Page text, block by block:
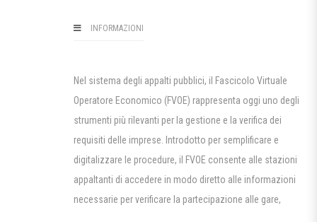
INFORMAZIONI
Nel sistema degli appalti pubblici, il Fascicolo Virtuale
Operatore Economico (FVOE) rappresenta oggi uno degli
strumenti più rilevanti per la gestione e la verifica dei
requisiti delle imprese. Introdotto per semplificare e
digitalizzare le procedure, il FVOE consente alle stazioni
appaltanti di accedere in modo diretto alle informazioni
necessarie per verificare la partecipazione alle gare,